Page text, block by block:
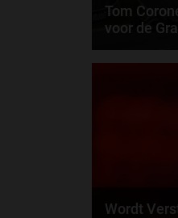
Tom
voor de
Tom Coronel
gedeeld voor
Wordt